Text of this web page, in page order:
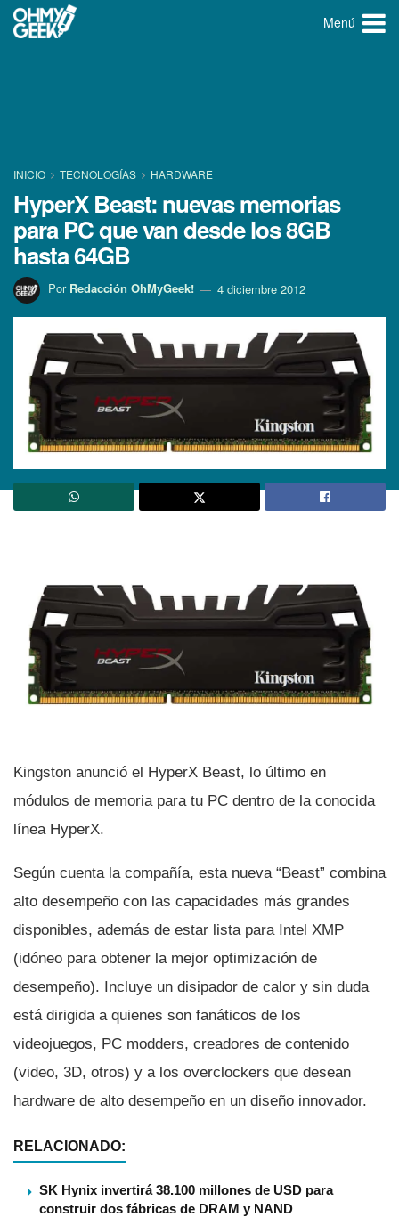
Menú
INICIO TECNOLOGÍ­AS HARDWARE
HyperX Beast: nuevas memorias
para PC que van desde los 8GB
hasta 64GB
Por Redacción OhMyGeek! 4 diciembre 2012
Kingston anunció el HyperX Beast, lo último en
módulos de memoria para tu PC dentro de la conocida
lí­nea HyperX.
Según cuenta la compañí­a, esta nueva “Beast” combina
alto desempeño con las capacidades más grandes
disponibles, además de estar lista para Intel XMP
(idóneo para obtener la mejor optimización de
desempeño). Incluye un disipador de calor y sin duda
está dirigida a quienes son fanáticos de los
videojuegos, PC modders, creadores de contenido
(video, 3D, otros) y a los overclockers que desean
hardware de alto desempeño en un diseño innovador.
RELACIONADO:
SK Hynix invertirá 38.100 millones de USD para
construir dos fábricas de DRAM y NAND